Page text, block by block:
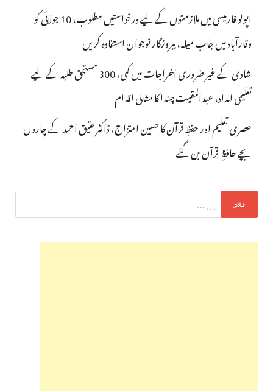
اپولو فارمیسی میں ملازمتوں کے لیے درخواستیں مطلوب، 10 جولائی کو
وقارآباد میں جاب میلہ، بیروزگار نوجوان استفادہ کریں
شادی کے غیر ضروری اخراجات میں کمی، 300 مستحق طلبہ کے لیے
تعلیمی امداد، عبدالمقیت چندا کا مثالی اقدام
عصری تعلیم اور حفظِ قرآن کا حسین امتزاج، ڈاکٹر عتیق احمد کے چاروں
بچے حافظِ قرآن بن گئے